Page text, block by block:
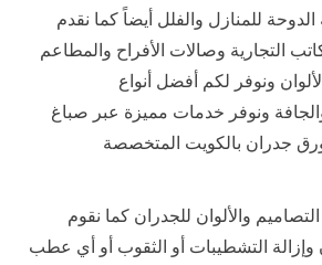
للمنازل والفلل أيضاً كما نقدم
التجارية وصالات الأفراح والمطاعم
ونوفر لكم أفضل أنواع
ونوفر خدمات مميزة عبر صباغ
جدران بالكويت المتخصصة
والألوان للجدران كما نقوم
وإزالة التشطيبات أو الثقوب أو أي عطب